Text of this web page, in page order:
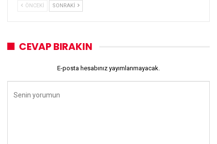
ÖNCEKI SONRAKI
CEVAP BIRAKIN
E-posta hesabınız yayımlanmayacak.